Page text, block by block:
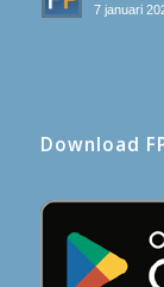
7 januari
Download